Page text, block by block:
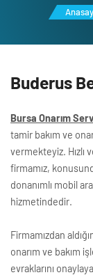
Buderus
Bursa Onarım
tamir bakım ve
vermekteyiz. Hızlı
firmamız,
donanımlı mobil
hizmetindedir.
Firmamızdan
onarım ve bakım
evraklarını